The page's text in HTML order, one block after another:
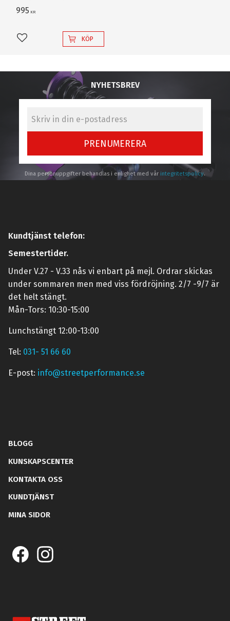
995 KR
Lägg till i favoriter
KÖP
NYHETSBREV
PRENUMERERA
Dina personuppgifter behandlas i enlighet med vår integritetspolicy.
Kundtjänst telefon:
Semestertider.
Under V.27 - V.33 nås vi enbart på mejl. Ordrar skickas
under sommaren men med viss fördröjning. 2/7 -9/7 är
det helt stängt.
Mån-Tors: 10:30-15:00
Lunchstängt 12:00-13:00
Tel: 031- 51 66 60
E-post: info@streetperformance.se
BLOGG
KUNSKAPSCENTER
KONTAKTA OSS
KUNDTJÄNST
MINA SIDOR